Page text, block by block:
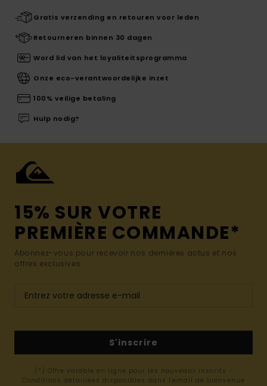
Gratis verzending en retouren voor leden
Retourneren binnen 30 dagen
Word lid van het loyaliteitsprogramma
Onze eco-verantwoordelijke inzet
100% veilige betaling
Hulp nodig?
15% SUR VOTRE
PREMIÈRE COMMANDE*
Abonnez-vous pour recevoir nos dernières actus et nos
offres exclusives.
S'inscrire
(*) Offre valable en ligne pour les nouveaux inscrits -
Conditions détaillées disponibles dans l'email de bienvenue